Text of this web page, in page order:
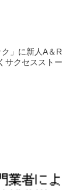
」に新人A＆R
サクセスストー